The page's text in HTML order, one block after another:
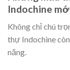
Indochine
Không chỉ chú
thự Indochine
năng.